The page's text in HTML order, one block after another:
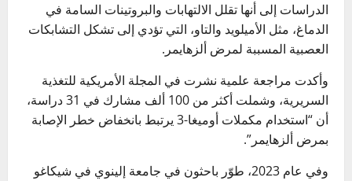
الدراسات إلى أنها تقلل الالتهابات والبروتينات السامة في
الدماغ، مثل الأميلويد والتاو، التي تؤدي إلى تشكل التشابكات
العصبية المسببة لمرض ألزهايمر.
وأكدت مراجعة علمية نشرت في المجلة الأمريكية للتغذية
السريرية، وشملت أكثر من 100 ألف مشارك في 31 دراسة،
أن “استخدام مكملات أوميغا-3 يرتبط بانخفاض خطر الإصابة
بمرض ألزهايمر”.
وفي عام 2023، طوّر باحثون في جامعة إلينوي في شيكاغو